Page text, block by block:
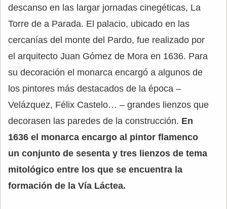
descanso en las largar jornadas cinegéticas, La
Torre de a Parada. El palacio, ubicado en las
cercanías del monte del Pardo, fue realizado por
el arquitecto Juan Gómez de Mora en 1636. Para
su decoración el monarca encargó a algunos de
los pintores más destacados de la época –
Velázquez, Félix Castelo… – grandes lienzos que
decorasen las paredes de la construcción. En
1636 el monarca encargo al pintor flamenco
un conjunto de sesenta y tres lienzos de tema
mitológico entre los que se encuentra la
formación de la Vía Láctea.